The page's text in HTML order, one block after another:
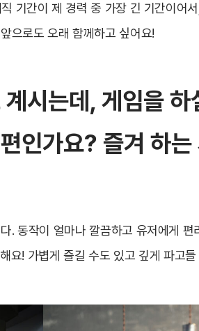
기간이 제 경력 중 가장 긴 기간이어
으로도 오래 함께하고 싶어요!
시는데, 게임을 하
인가요? 즐겨 하
. 동작이 얼마나 깔끔하고 유저에게 편
요! 가볍게 즐길 수도 있고 깊게 파고